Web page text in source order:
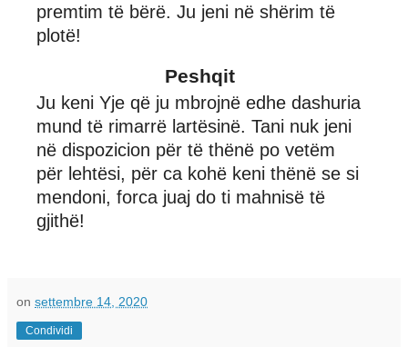
premtim të bërë. Ju jeni në shërim të
plotë!
Peshqit
Ju keni Yje që ju mbrojnë edhe dashuria
mund të rimarrë lartësinë. Tani nuk jeni
në dispozicion për të thënë po vetëm
për lehtësi, për ca kohë keni thënë se si
mendoni, forca juaj do ti mahnisë të
gjithë!
on settembre 14, 2020
Condividi